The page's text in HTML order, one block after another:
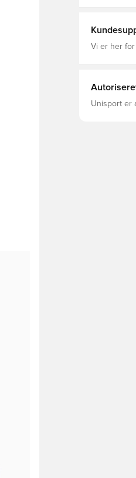
Vi er her
Unisport er